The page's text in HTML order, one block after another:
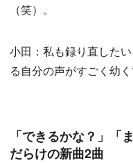
（笑）。
小田：私も録り直した
る自分の声がすごく幼
「できるかな？」「
だらけの新曲2曲